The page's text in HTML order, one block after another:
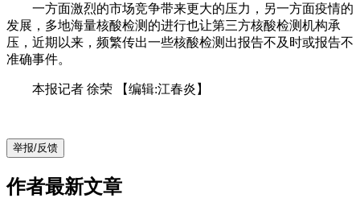
一方面激烈的市场竞争带来更大的压力，另一方面疫情的
发展，多地海量核酸检测的进行也让第三方核酸检测机构承
压，近期以来，频繁传出一些核酸检测出报告不及时或报告不
准确事件。
本报记者 徐荣 【编辑:江春炎】
举报/反馈
作者最新文章